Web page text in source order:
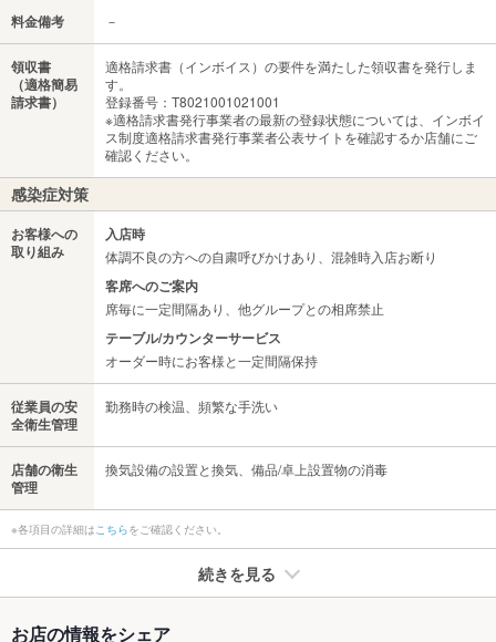
料金備考 －
領収書
（適格簡易
請求書）
適格請求書（インボイス）の要件を満たした領収書を発行しま
す。
登録番号：T8021001021001
※適格請求書発行事業者の最新の登録状態については、インボイ
ス制度適格請求書発行事業者公表サイトを確認するか店舗にご
確認ください。
感染症対策
お客様への
取り組み
入店時
体調不良の方への自粛呼びかけあり、混雑時入店お断り
客席へのご案内
席毎に一定間隔あり、他グループとの相席禁止
テーブル/カウンターサービス
オーダー時にお客様と一定間隔保持
従業員の安
全衛生管理
勤務時の検温、頻繁な手洗い
店舗の衛生
管理
換気設備の設置と換気、備品/卓上設置物の消毒
※各項目の詳細はこちらをご確認ください。
続きを見る
お店の情報をシェア